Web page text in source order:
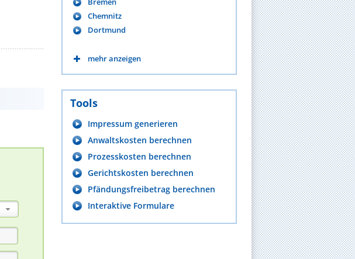
Chemnitz
Dortmund
mehr anzeigen
Tools
Impressum generieren
Anwaltskosten berechnen
Prozesskosten berechnen
Gerichtskosten berechnen
Pfändungsfreibetrag berechnen
Interaktive Formulare